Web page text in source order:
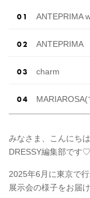
ANTEPRIMA
ANTEPRIMA
charm
みなさま、こんにちは
DRESSY編集部です♡
2025年6月に東京で
展示会の様子をお届